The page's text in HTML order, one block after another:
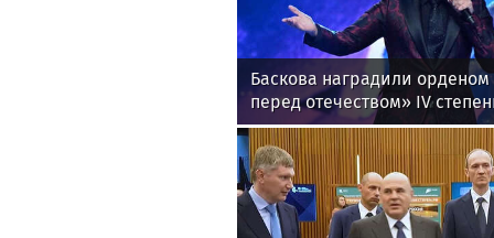
Баскова наградили орденом
перед отечеством» IV